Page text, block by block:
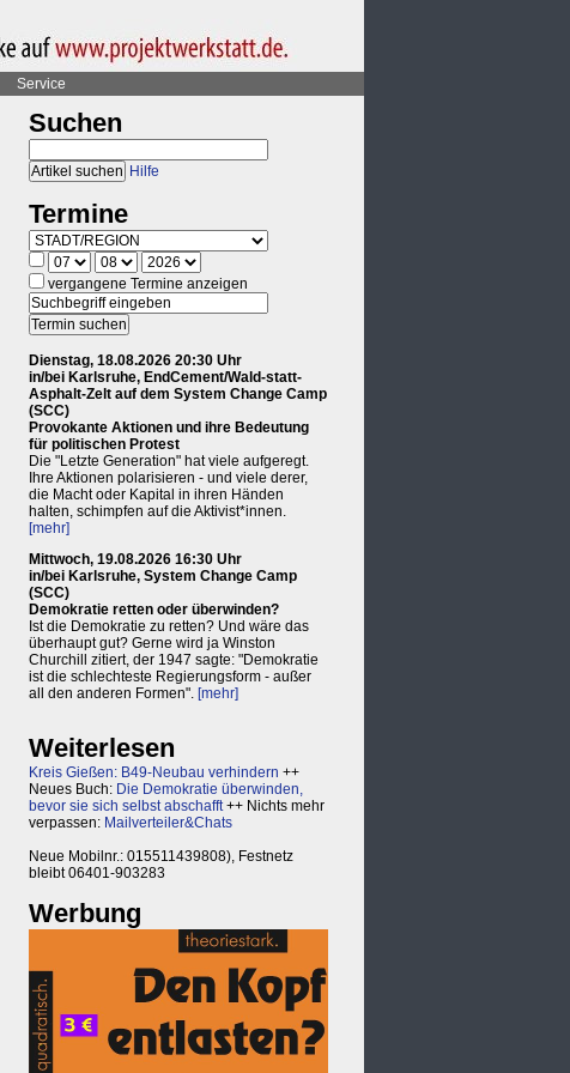
Service
Suchen
Hilfe
Termine
vergangene Termine anzeigen
Dienstag, 18.08.2026 20:30 Uhr
in/bei Karlsruhe, EndCement/Wald-statt-
Asphalt-Zelt auf dem System Change Camp
(SCC)
Provokante Aktionen und ihre Bedeutung
für politischen Protest
Die "Letzte Generation" hat viele aufgeregt.
Ihre Aktionen polarisieren - und viele derer,
die Macht oder Kapital in ihren Händen
halten, schimpfen auf die Aktivist*innen.
[mehr]
Mittwoch, 19.08.2026 16:30 Uhr
in/bei Karlsruhe, System Change Camp
(SCC)
Demokratie retten oder überwinden?
Ist die Demokratie zu retten? Und wäre das
überhaupt gut? Gerne wird ja Winston
Churchill zitiert, der 1947 sagte: "Demokratie
ist die schlechteste Regierungsform - außer
all den anderen Formen". [mehr]
Weiterlesen
Kreis Gießen: B49-Neubau verhindern ++
Neues Buch: Die Demokratie überwinden,
bevor sie sich selbst abschafft++ Nichts mehr
verpassen: Mailverteiler&Chats
Neue Mobilnr.: 015511439808), Festnetz
bleibt 06401-903283
Werbung